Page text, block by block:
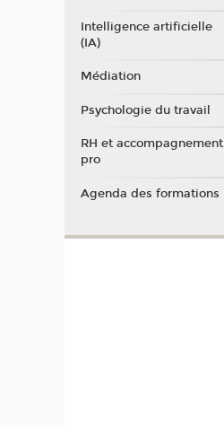
Intelligence artificielle
(IA)
Médiation
Psychologie du travail
RH et accompagnement
pro
Agenda des formations